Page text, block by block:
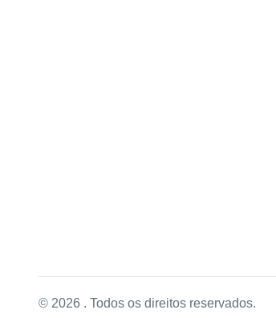
© 2026 . Todos os direitos reservados.